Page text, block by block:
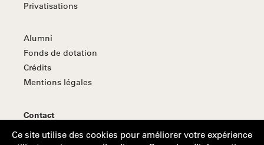
Privatisations
Alumni
Fonds de dotation
Crédits
Mentions légales
Contact
S'abonner à la Lettre d'information
Ce site utilise des cookies pour améliorer votre expérience